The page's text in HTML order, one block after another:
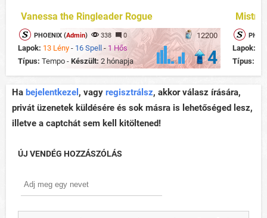
Vanessa the Ringleader Rogue
12200
PHOENIX (Admin) 338 0
Lapok: 13 Lény - 16 Spell - 1 Hős
Típus: Tempo - Készült: 2 hónapja 4 Lapok:
Típus:
Ha bejelentkezel , vagy regisztrálsz, akkor válasz írására,
privát üzenetek küldésére és sok másra is lehetőséged lesz,
illetve a captchát sem kell kitöltened!
ÚJ VENDÉG HOZZÁSZÓLÁS